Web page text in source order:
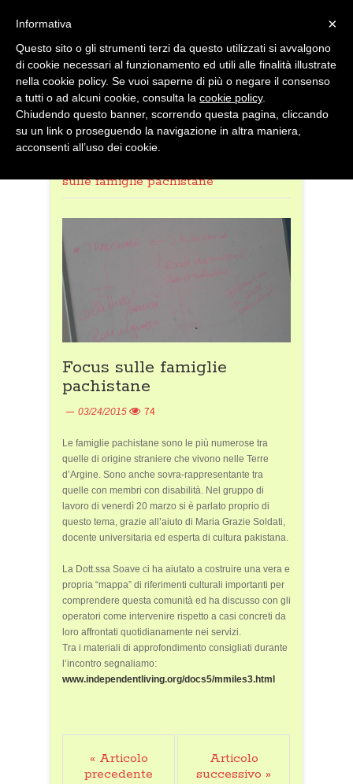
Da me a te
MENU
sulle famiglie pachistane
Focus sulle famiglie
pachistane
03/24/2015 74
Le famiglie pachistane sono le più numerose tra
quelle di origine straniere che vivono nelle Terre
d’Argine. Sono anche sovra-rappresentante tra
quelle con membri con disabilità. Nel gruppo di
lavoro di venerdì 20 marzo si è parlato proprio di
questo tema, grazie all’aiuto di Maria Grazie Soldati,
docente universitaria ed esperta di cultura pakistana.
La Dott.ssa Soave ci ha aiutato a costruire una vera e
propria “mappa” di riferimenti culturali importanti per
comprendere questa comunità ed ha discusso con gli
operatori come intervenire rispetto a casi concreti da
loro affrontati quotidianamente nei servizi.
Tra i materiali di approfondimento consigliati durante
l’incontro segnaliamo:
www.independentliving.org/docs5/mmiles3.html
« Articolo
precedente
Articolo
successivo »
×
Informativa
Questo sito o gli strumenti terzi da questo utilizzati si avvalgono
di cookie necessari al funzionamento ed utili alle finalità illustrate
nella cookie policy. Se vuoi saperne di più o negare il consenso
a tutti o ad alcuni cookie, consulta la cookie policy.
Chiudendo questo banner, scorrendo questa pagina, cliccando
su un link o proseguendo la navigazione in altra maniera,
acconsenti all’uso dei cookie.